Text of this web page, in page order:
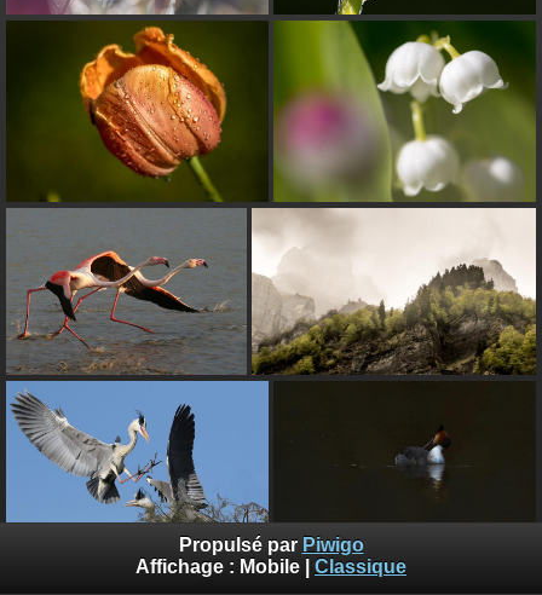
Propulsé par Piwigo
Affichage : Mobile Classique